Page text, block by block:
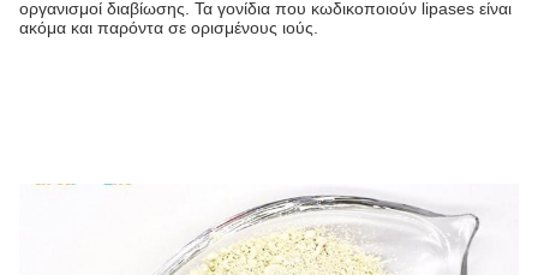
οργανισμοί διαβίωσης. Τα γονίδια που κωδικοποιούν lipases είναι
ακόμα και παρόντα σε ορισμένους ιούς.